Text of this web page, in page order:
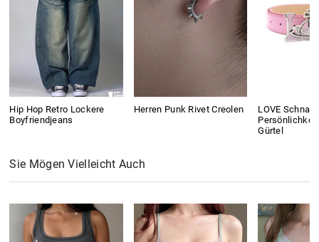
Hip Hop Retro Lockere
Boyfriendjeans
Herren Punk Rivet Creolen
LOVE
Gürtel
Sie Mögen Vielleicht Auch